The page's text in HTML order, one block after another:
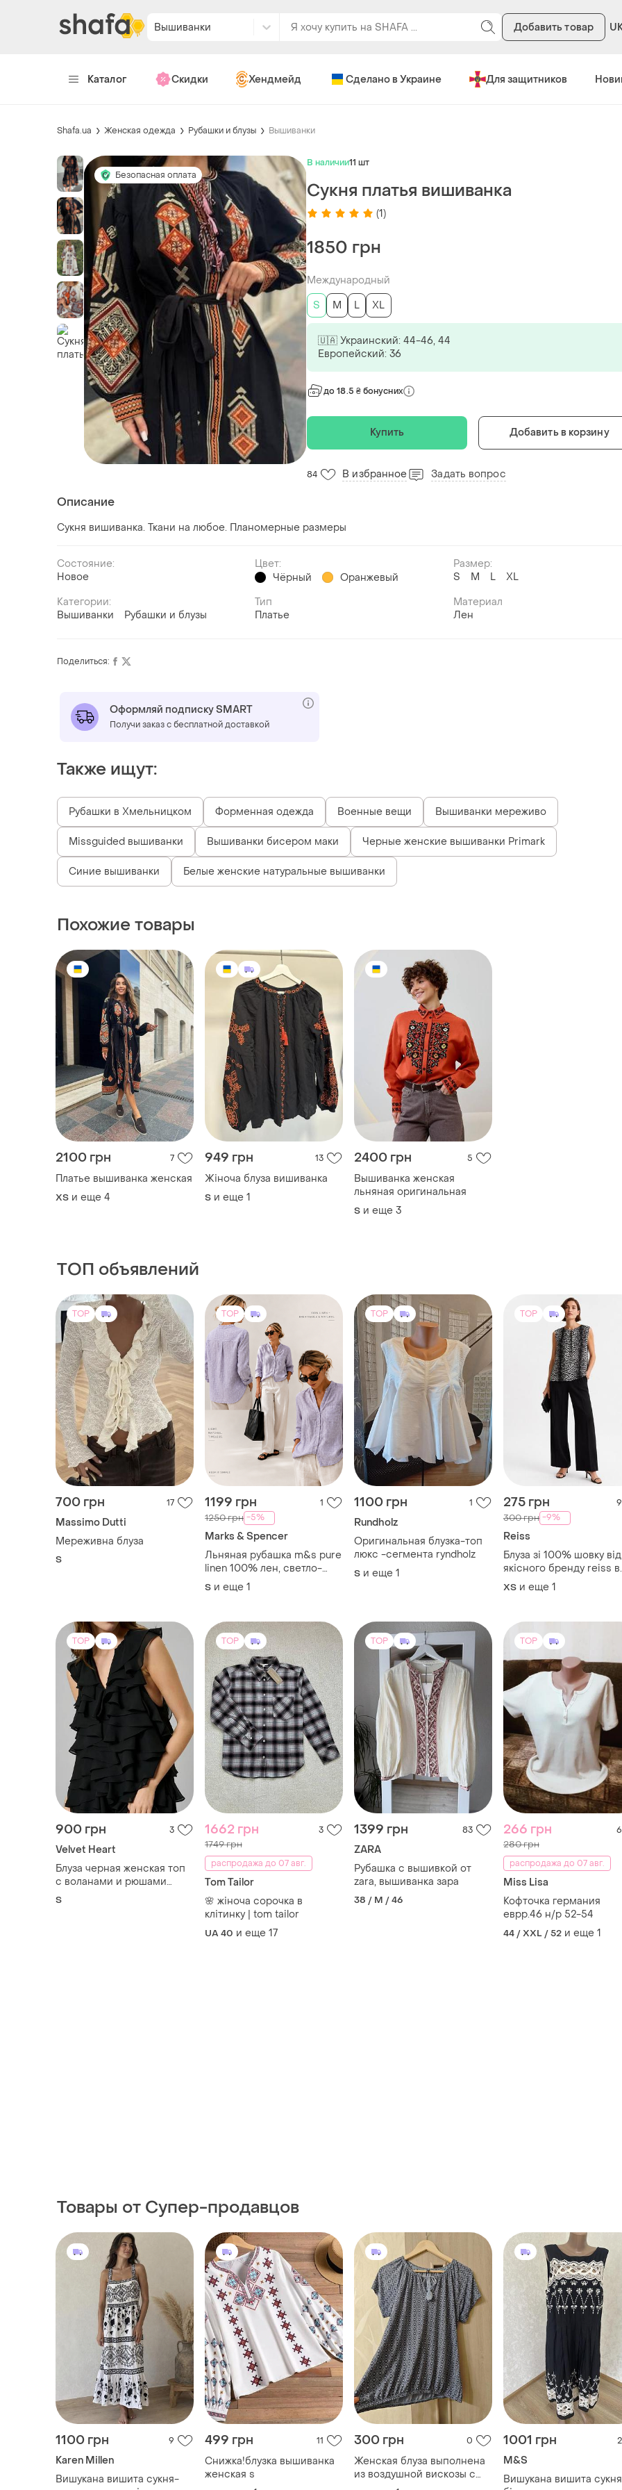
Вышиванки Добавить товар
Каталог Скидки Хендмейд Сделано в Украине Для защитников
Shafa.ua Женская одежда Рубашки и блузы Вышиванки
Безопасная оплата
В наличии11 шт
Сукня платья вишиванка
(1)
1850 грн
Международный
S
M L XL
🇺🇦 Украинский: 44-46, 44
Европейский: 36
до 18.5 ₴ бонусних
Купить Добавить в корзину
84 В избранное Задать вопрос
Описание
Сукня вишиванка. Ткани на любое. Планомерные размеры
Состояние:
Новое
Цвет:
Чёрный
Оранжевый
Размер:
S
M L
XL
Категории:
Вышиванки
Рубашки и блузы
Тип
Платье
Материал
Лен
Поделиться:
Оформляй подписку SMART
Получи заказ с бесплатной доставкой
Также ищут:
Рубашки в Хмельницком Форменная одежда Военные вещи Вышиванки мереживо
Missguided вышиванки Вышиванки бисером маки Черные женские вышиванки Primark
Синие вышиванки Белые женские натуральные вышиванки
Похожие товары
2100 грн 7
Платье вышиванка женская
ХS и еще 4
949 грн 13
Жіноча блуза вишиванка
S и еще 1
2400 грн 5
Вышиванка женская
льняная оригинальная
S и еще 3
ТОП объявлений
TOP
700 грн 17
Massimo Dutti
Мереживна блуза
S
TOP
1199 грн 1
1250 грн -5%
Marks & Spencer
Льняная рубашка m&s pure
linen 100% лен, светло-
сиреневая
S и еще 1
TOP
1100 грн 1
Rundholz
Оригинальная блузка-топ
люкс -сегмента ryndholz
S и еще 1
TOP
275 грн 9
300 грн -9%
Reiss
Блуза зі 100% шовку від
якісного бренду reiss в
анімалістичному принті
ХS и еще 1
TOP
900 грн 3
Velvet Heart
Блуза черная женская топ
с воланами и рюшами
velvet
S
TOP
1662 грн 3
1749 грн
распродажа до 07 авг.
Tom Tailor
🌸 жіноча сорочка в
клітинку | tom tailor
UA 40 и еще 17
TOP
1399 грн 83
ZARA
Рубашка с вышивкой от
zara, вышиванка зара
38 / M / 46
TOP
266 грн 6
280 грн
распродажа до 07 авг.
Miss Lisa
Кофточка германия
еврр.46 н/р 52-54
44 / XXL / 52 и еще 1
Товары от Супер-продавцов
1100 грн 9
Karen Millen
Вишукана вишита сукня-
499 грн 11
Снижка!блузка вышиванка
женская s
300 грн 0
Женская блуза выполнена
из воздушной вискозы с
1001 грн 2
M&S
Вишукана вишита сукня